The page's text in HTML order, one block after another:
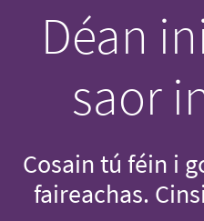
Déan
saor
Cosain tú féin i
faireachas.